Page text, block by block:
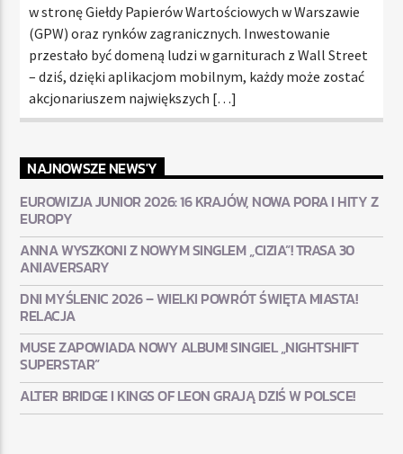
w stronę Giełdy Papierów Wartościowych w Warszawie
(GPW) oraz rynków zagranicznych. Inwestowanie
przestało być domeną ludzi w garniturach z Wall Street
– dziś, dzięki aplikacjom mobilnym, każdy może zostać
akcjonariuszem największych […]
NAJNOWSZE NEWS'Y
EUROWIZJA JUNIOR 2026: 16 KRAJÓW, NOWA PORA I HITY Z
EUROPY
ANNA WYSZKONI Z NOWYM SINGLEM „CIZIA”! TRASA 30
ANIAVERSARY
DNI MYŚLENIC 2026 – WIELKI POWRÓT ŚWIĘTA MIASTA!
RELACJA
MUSE ZAPOWIADA NOWY ALBUM! SINGIEL „NIGHTSHIFT
SUPERSTAR”
ALTER BRIDGE I KINGS OF LEON GRAJĄ DZIŚ W POLSCE!